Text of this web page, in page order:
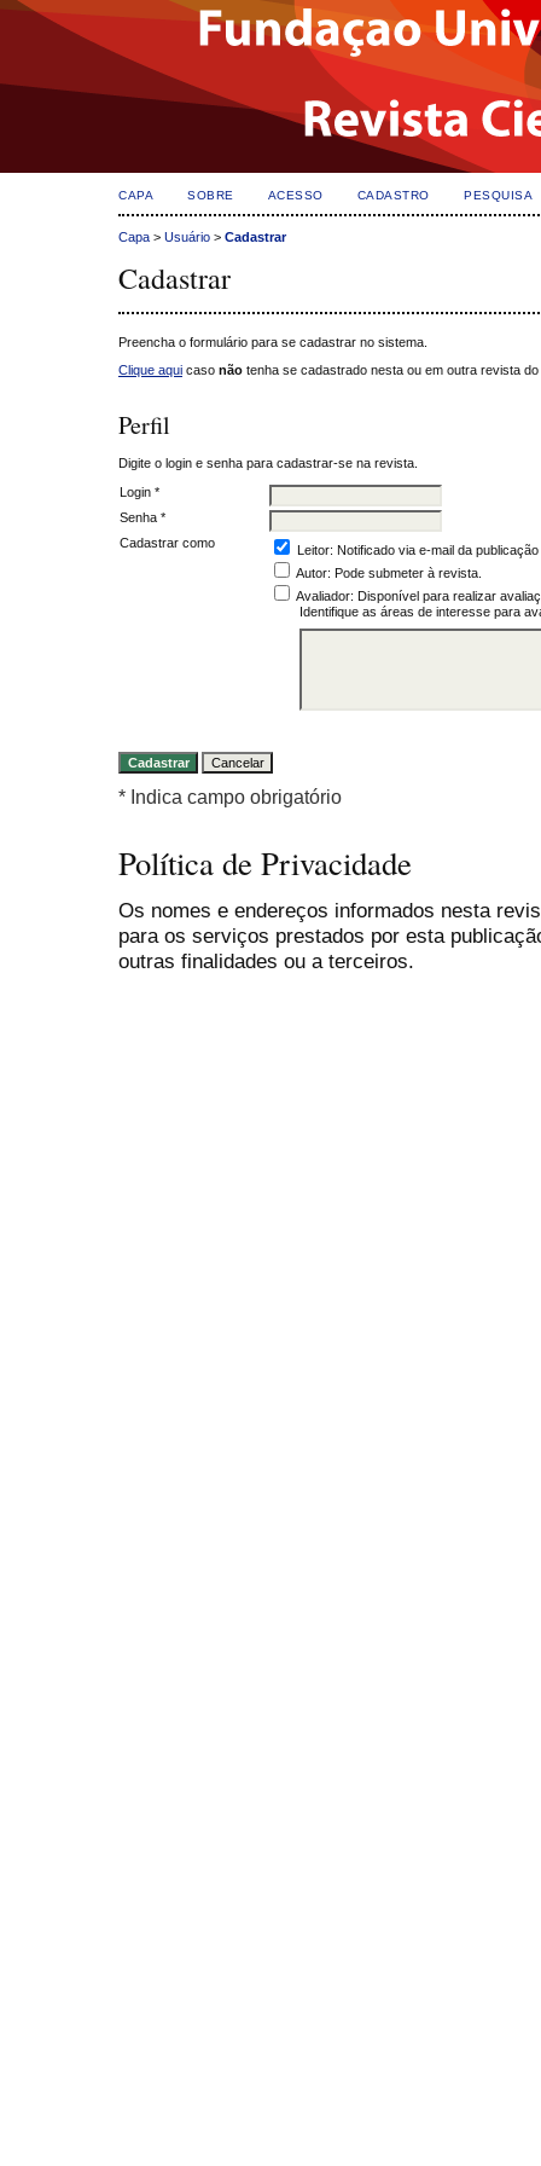
CAPA SOBRE ACESSO CADASTRO PESQUISA
Capa > Usuário > Cadastrar
Cadastrar
Preencha o formulário para se cadastrar no sistema.
Clique aqui caso não tenha se cadastrado nesta ou em outra revista do
Perfil
Digite o login e senha para cadastrar-se na revista.
Login *
Senha *
Cadastrar como
Leitor: Notificado via e-mail da
Autor: Pode submeter à revista.
Avaliador: Disponível para realizar
Identifique as áreas de interesse para
* Indica campo obrigatório
Política de Privacidade
Os nomes e endereços informados nesta
para os serviços prestados por esta
outras finalidades ou a terceiros.